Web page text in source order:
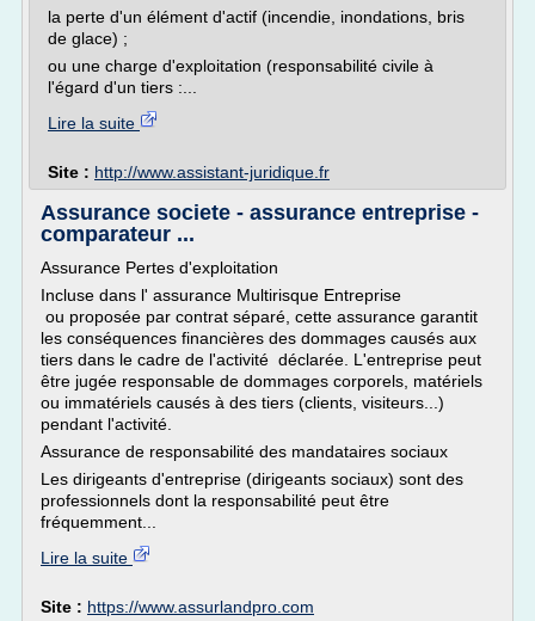
la perte d'un élément d'actif (incendie, inondations, bris
de glace) ;
ou une charge d'exploitation (responsabilité civile à
l'égard d'un tiers :...
Lire la suite
Site : http://www.assistant-juridique.fr
Assurance societe - assurance entreprise -
comparateur ...
Assurance Pertes d'exploitation
Incluse dans l' assurance Multirisque Entreprise
ou proposée par contrat séparé, cette assurance garantit
les conséquences financières des dommages causés aux
tiers dans le cadre de l'activité déclarée. L'entreprise peut
être jugée responsable de dommages corporels, matériels
ou immatériels causés à des tiers (clients, visiteurs...)
pendant l'activité.
Assurance de responsabilité des mandataires sociaux
Les dirigeants d'entreprise (dirigeants sociaux) sont des
professionnels dont la responsabilité peut être
fréquemment...
Lire la suite
Site : https://www.assurlandpro.com